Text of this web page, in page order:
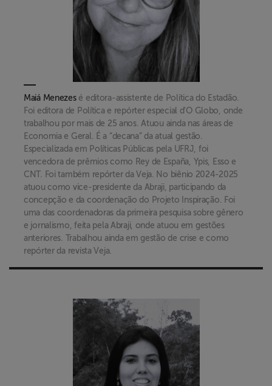
Maiá Menezesé editora-assistente de Política do Estadão.
Foi editora de Política e repórter especial d'O Globo, onde
trabalhou por mais de 25 anos. Atuou ainda nas áreas de
Economia e Geral. É a “decana” da atual gestão.
Especializada em Políticas Públicas pela UFRJ, foi
vencedora de prêmios como Rey de España, Ypis, Esso e
CNT. Foi também repórter da Veja. No biênio 2024-2025
atuou como vice-presidente da Abraji, participando da
concepção e da coordenação do Projeto Inspiração. Foi
uma das coordenadoras da primeira pesquisa sobre gênero
e jornalismo, feita pela Abraji, onde atuou em gestões
anteriores. Trabalhou ainda em gestão de crise e como
repórter da revista Veja.